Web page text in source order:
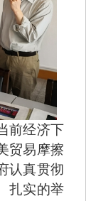
前经济下
贸易摩擦
认真贯彻
扎实的举